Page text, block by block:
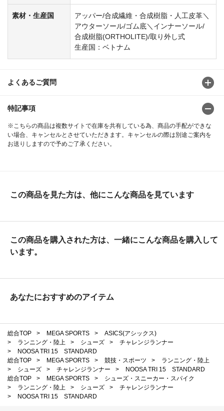
素材・生産国
アッパー/合成繊維・合成樹脂・人工皮革＼
アウターソール/ゴム底＼インナーソール/
合成樹脂(ORTHOLITE)/取り外し式
生産国：ベトナム
よくあるご質問
特記事項
※こちらの商品は複数サイトで在庫を共有している為、商品の手配ができな
い場合、キャンセルとさせていただきます。キャンセルの際は別途ご案内を
お送りしますので予めご了承ください。
この商品を見た方は、他にこんな商品を見ています
この商品を購入された方は、一緒にこんな商品を購入して
います。
あなたにおすすめのアイテム
総合TOP > MEGA SPORTS >
ASICS(アシックス)
>
ランニング・陸上 > シューズ >
チャレンジランナー
>
NOOSA TRI 15 STANDARD
総合TOP
> MEGA SPORTS > 競技・スポーツ >
ランニング・陸上
>
シューズ > チャレンジランナー >
NOOSA TRI 15 STANDARD
総合TOP
> MEGA SPORTS >
シューズ・スニーカー・スパイク
>
ランニング・陸上 > シューズ >
チャレンジランナー
>
NOOSA TRI 15 STANDARD